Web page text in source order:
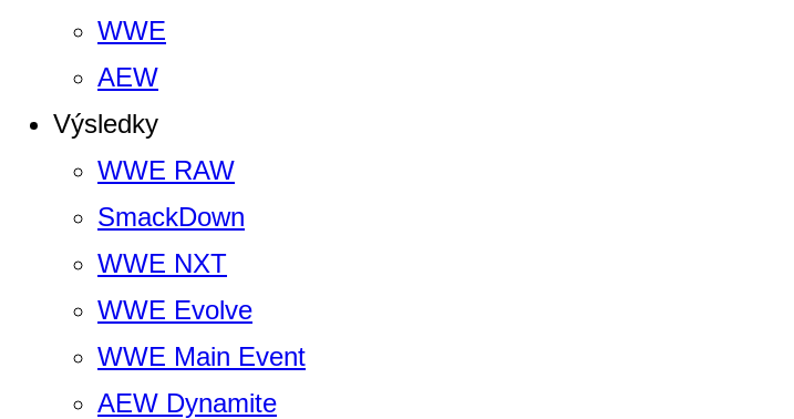
WWE
AEW
Výsledky
WWE RAW
SmackDown
WWE NXT
WWE Evolve
WWE Main Event
AEW Dynamite